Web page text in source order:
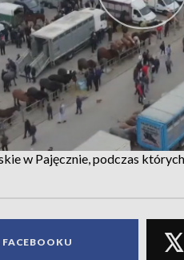
w Pajęcznie, podczas